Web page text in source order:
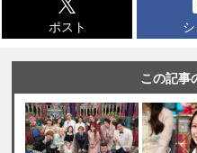
ポスト
この記事